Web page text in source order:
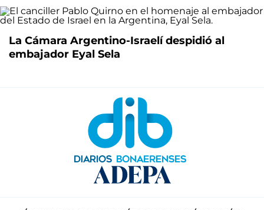
La Cámara Argentino-Israelí despidió al
embajador Eyal Sela